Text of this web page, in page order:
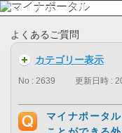
よくあるご質問
カテゴリー表示
No : 2639 更新日時 :
マイナポータ